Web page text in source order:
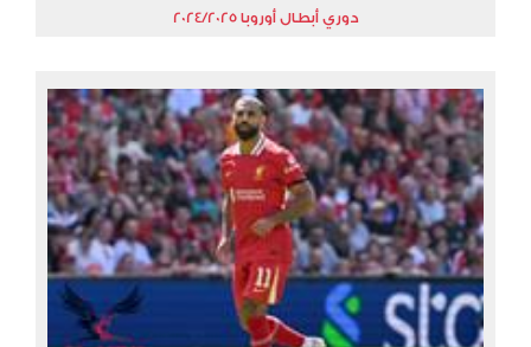
دوري أبطال أوروبا 2024/2025